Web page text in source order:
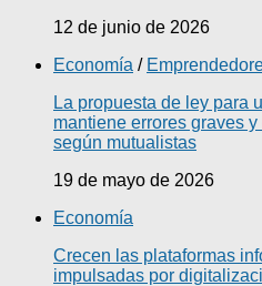
12 de junio de 2026
Economía /
La propuesta de ley para
mantiene errores graves
según mutualistas
19 de mayo de 2026
Economía
Crecen las plataformas
impulsadas por